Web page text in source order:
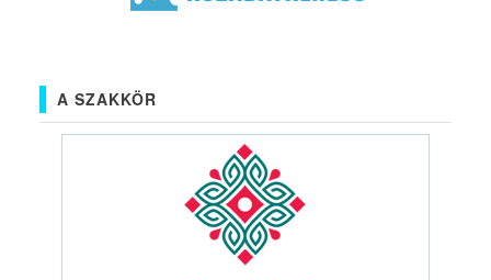
A SZAKKÖR